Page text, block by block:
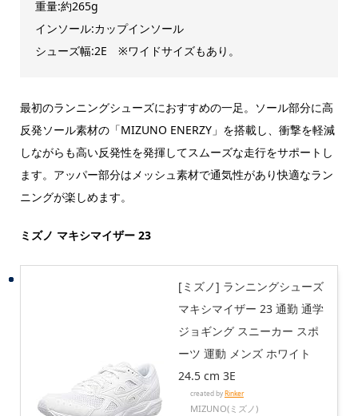
重量:約265g
インソール:カップインソール
シューズ幅:2E ※ワイドサイズもあり。
最初のランニングシューズにおすすめの一足。ソール部分に高
反発ソール素材の「MIZUNO ENERZY」を搭載し、衝撃を軽減
しながらも高い反発性を発揮してスムーズな走行をサポートし
ます。アッパー部分はメッシュ素材で通気性があり快適なラン
ニングが楽しめます。
ミズノ マキシマイザー 23
[ミズノ] ランニングシューズ
マキシマイザー 23 通勤 通学
ジョギング スニーカー スポ
ーツ 運動 メンズ ホワイト
24.5 cm 3E
created byRinker
MIZUNO(ミズノ)